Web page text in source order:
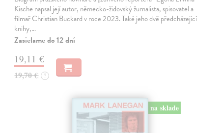
Kische napsal její autor, německo-židovský žurnalista, spisovatel a
filmař Christian Buckard v roce 2023. Také jeho dvě předcházející
knihy,…
Zasielame do 12 dní
19,11 €
19,70 € ?
na sklade